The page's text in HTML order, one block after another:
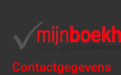
Contactgegevens